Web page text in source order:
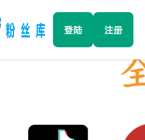
登陆 注册